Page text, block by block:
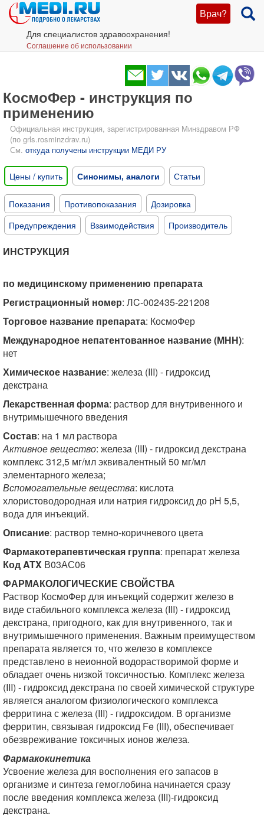
Врач?
Для специалистов здравоохранения!
Соглашение об использовании
КосмоФер - инструкция по
применению
Официальная инструкция, зарегистрированная Минздравом РФ
(по grls.rosminzdrav.ru)
См. откуда получены инструкции МЕДИ РУ
Цены / купить Синонимы, аналоги Статьи
Показания Противопоказания
Дозировка
Предупреждения
Взаимодействия Производитель
ИНСТРУКЦИЯ
по медицинскому применению препарата
Регистрационный номер: ЛC-002435-221208
Торговое название препарата: КосмоФер
Международное непатентованное название (МНН):
нет
Химическое название: железа (III) - гидроксид
декстрана
Лекарственная форма: раствор для внутривенного и
внутримышечного введения
Состав: на 1 мл раствора
Активное вещество: железа (III) - гидроксид декстрана
комплекс 312,5 мг/мл эквивалентный 50 мг/мл
элементарного железа;
Вспомогательные вещества: кислота
хлористоводородная или натрия гидроксид до рН 5,5,
вода для инъекций.
Описание: раствор темно-коричневого цвета
Фармакотерапевтическая группа: препарат железа
Код ATX В03АС06
ФАРМАКОЛОГИЧЕСКИЕ СВОЙСТВА
Раствор КосмоФер для инъекций содержит железо в
виде стабильного комплекса железа (III) - гидроксид
декстрана, пригодного, как для внутривенного, так и
внутримышечного применения. Важным преимуществом
препарата является то, что железо в комплексе
представлено в неионной водорастворимой форме и
обладает очень низкой токсичностью. Комплекс железа
(III) - гидроксид декстрана по своей химической структуре
является аналогом физиологического комплекса
ферритина с железа (III) - гидроксидом. В организме
ферритин, связывая гидроксид Fe (III), обеспечивает
обезвреживание токсичных ионов железа.
Фармакокинетика
Усвоение железа для восполнения его запасов в
организме и синтеза гемоглобина начинается сразу
после введения комплекса железа (III)-гидроксид
декстрана.